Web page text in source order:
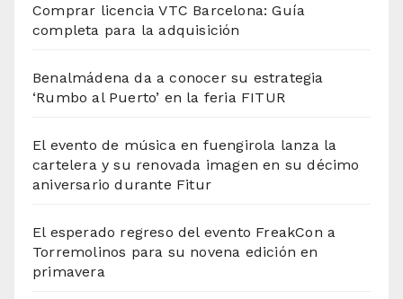
Comprar licencia VTC Barcelona: Guía
completa para la adquisición
Benalmádena da a conocer su estrategia
‘Rumbo al Puerto’ en la feria FITUR
El evento de música en fuengirola lanza la
cartelera y su renovada imagen en su décimo
aniversario durante Fitur
El esperado regreso del evento FreakCon a
Torremolinos para su novena edición en
primavera